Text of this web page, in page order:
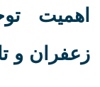
اهمیت
زعفران و